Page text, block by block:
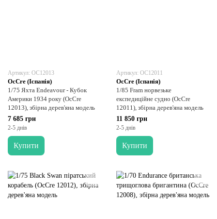
Артикул: OC12013
OcCre (Іспанія)
1/75 Яхта Endeavour - Кубок
Америки 1934 року (OcCre
12013), збірна дерев'яна модель
7 685 грн
2-5 днів
Купити
Артикул: OC12011
OcCre (Іспанія)
1/85 Fram норвезьке
експедиційне судно (OcCre
12011), збірна дерев'яна модель
11 850 грн
2-5 днів
Купити